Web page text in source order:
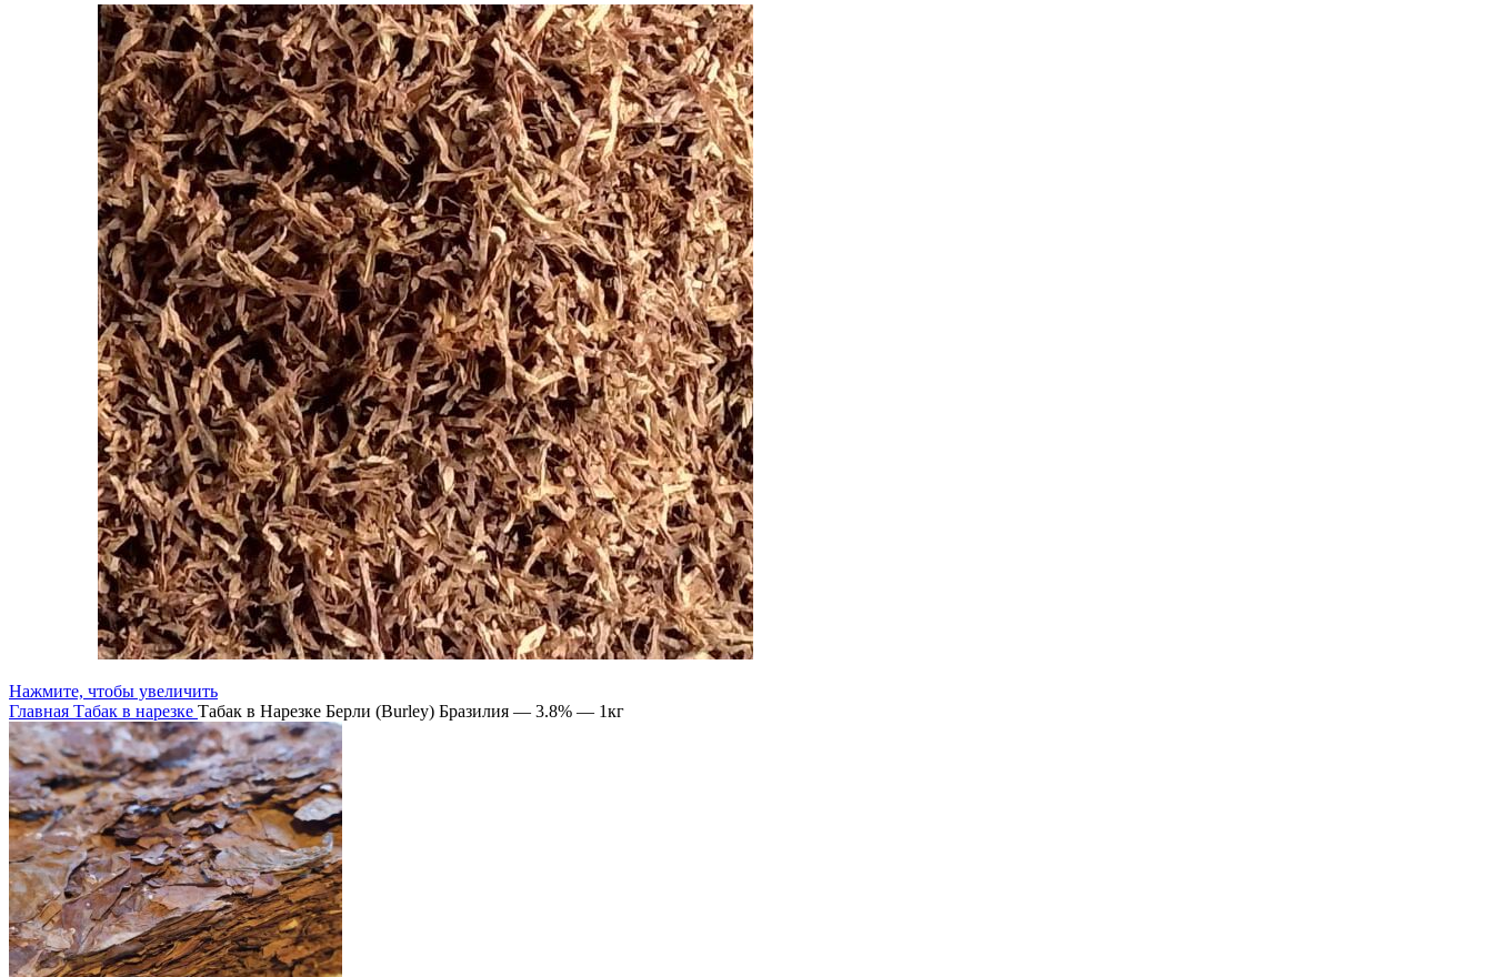
Нажмите, чтобы увеличить
Главная Табак в нарезке Табак в Нарезке Берли (Burley) Бразилия — 3.8% — 1кг